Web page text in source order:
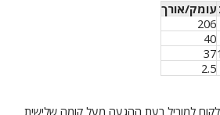
עומק/אורך
206
40
37
2.5
למוביל בעת ההגעה מעל קומה שלישית